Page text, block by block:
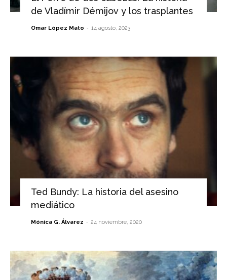
de Vladímir Démijov y los trasplantes
Omar López Mato - 14 agosto, 2023
Ted Bundy: La historia del asesino
mediático
Mónica G. Álvarez - 24 noviembre, 2020